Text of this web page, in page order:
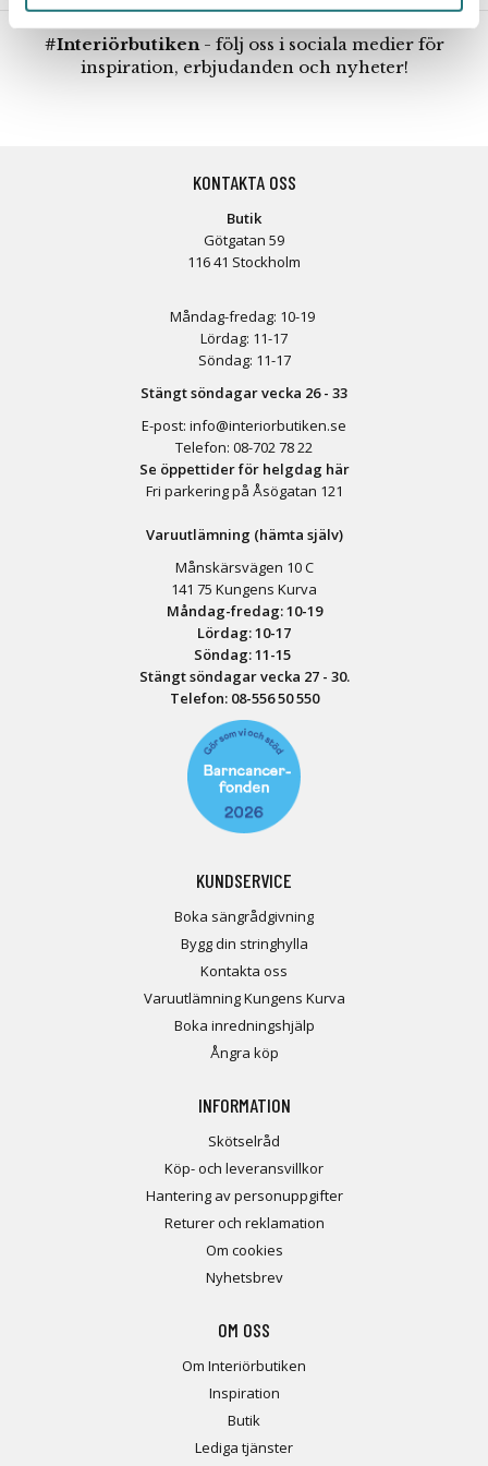
#Interiörbutiken- följ oss i sociala medier för
inspiration, erbjudanden och nyheter!
KONTAKTA OSS
Butik
Götgatan 59
116 41 Stockholm
Måndag-fredag: 10-19
Lördag: 11-17
Söndag: 11-17
Stängt söndagar vecka 26 - 33
E-post: info@interiorbutiken.se
Telefon: 08-702 78 22
Se öppettider för helgdag här
Fri parkering på Åsögatan 121
Varuutlämning (hämta själv)
Månskärsvägen 10 C
141 75 Kungens Kurva
Måndag-fredag: 10-19
Lördag: 10-17
Söndag: 11-15
Stängt söndagar vecka 27 - 30.
Telefon: 08-556 50 550
KUNDSERVICE
Boka sängrådgivning
Bygg din stringhylla
Kontakta oss
Varuutlämning Kungens Kurva
Boka inredningshjälp
Ångra köp
INFORMATION
Skötselråd
Köp- och leveransvillkor
Hantering av personuppgifter
Returer och reklamation
Om cookies
Nyhetsbrev
OM OSS
Om Interiörbutiken
Inspiration
Butik
Lediga tjänster